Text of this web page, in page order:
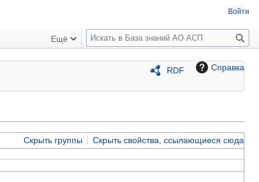
RDF Справка
Скрыть группы
Скрыть свойства, ссылающиеся сюда
Войти
Ещё
П
о
и
к